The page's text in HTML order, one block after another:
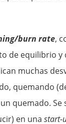
burn rate,
de equilibrio y
muchas
quemando
quemado.
en una start-